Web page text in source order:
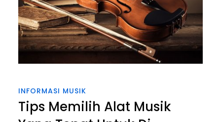
INFORMASI MUSIK
Tips Memilih Alat Musik